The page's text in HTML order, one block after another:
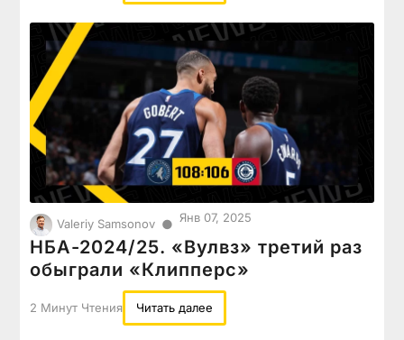
Valeriy Samsonov ● Янв 07, 2025
НБА-2024/25. «Вулвз» третий раз
обыграли «Клипперс»
2 Минут Чтения Читать далее